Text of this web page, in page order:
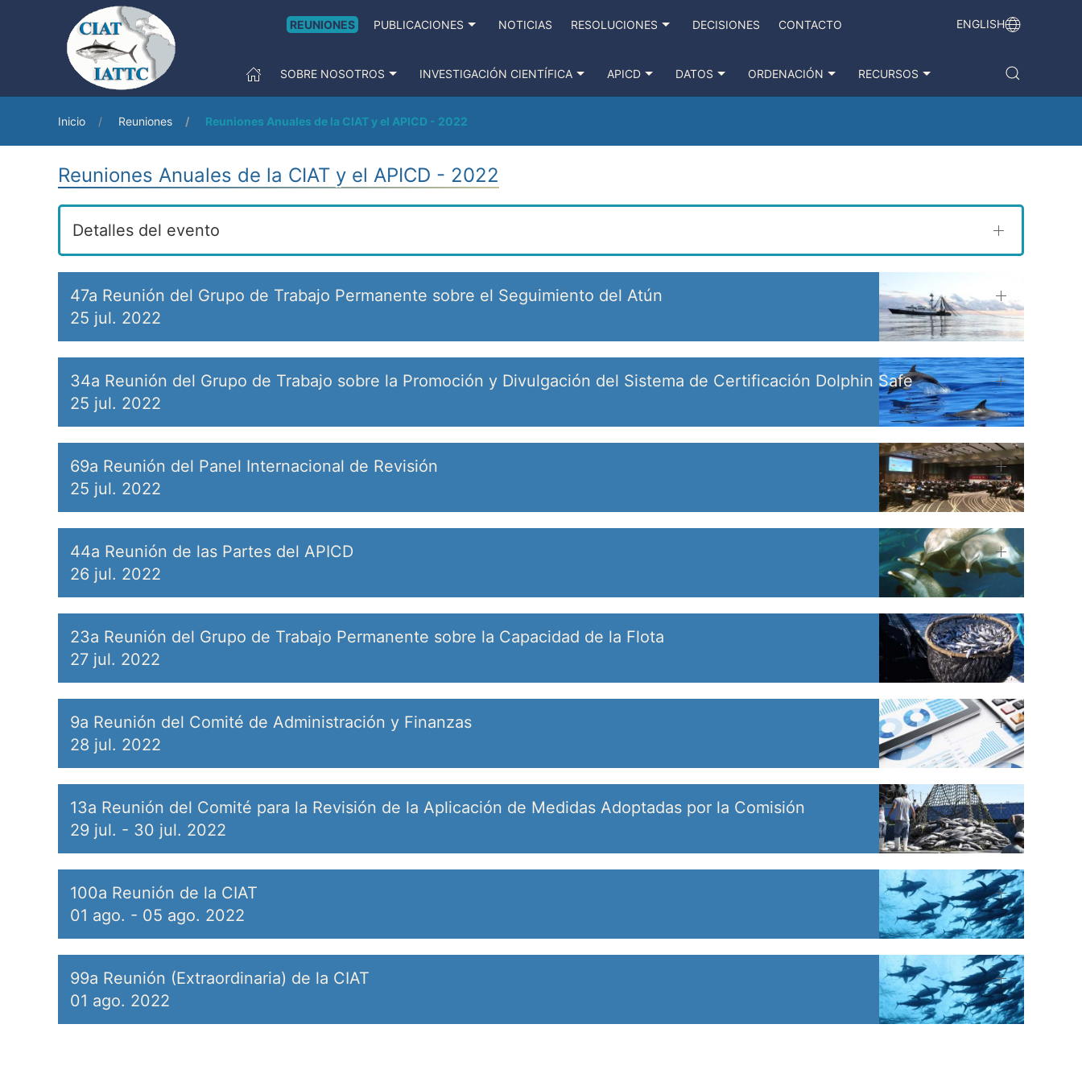
REUNIONES PUBLICACIONES NOTICIAS RESOLUCIONES DECISIONES CONTACTO ENGLISH
SOBRE NOSOTROS INVESTIGACIÓN CIENTÍFICA APICD DATOS ORDENACIÓN RECURSOS
Inicio Reuniones Reuniones Anuales de la CIAT y el APICD - 2022
Reuniones Anuales de la CIAT y el APICD - 2022
Detalles del evento
47a Reunión del Grupo de Trabajo Permanente sobre el Seguimiento del Atún
25 jul. 2022
34a Reunión del Grupo de Trabajo sobre la Promoción y Divulgación del Sistema de Certificación Dolphin Safe
25 jul. 2022
69a Reunión del Panel Internacional de Revisión
25 jul. 2022
44a Reunión de las Partes del APICD
26 jul. 2022
23a Reunión del Grupo de Trabajo Permanente sobre la Capacidad de la Flota
27 jul. 2022
9a Reunión del Comité de Administración y Finanzas
28 jul. 2022
13a Reunión del Comité para la Revisión de la Aplicación de Medidas Adoptadas por la Comisión
29 jul. - 30 jul. 2022
100a Reunión de la CIAT
01 ago. - 05 ago. 2022
99a Reunión (Extraordinaria) de la CIAT
01 ago. 2022